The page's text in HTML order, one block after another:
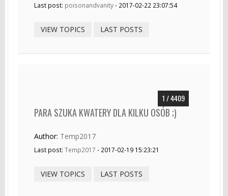
Last post: poisonandvanity- 2017-02-22 23:07:54
VIEW TOPICS LAST POSTS
1 / 4409
PARA SZUKA KWATERY DLA KILKU OSÓB ;)
Author: Temp2017
Last post: Temp2017 - 2017-02-19 15:23:21
VIEW TOPICS LAST POSTS